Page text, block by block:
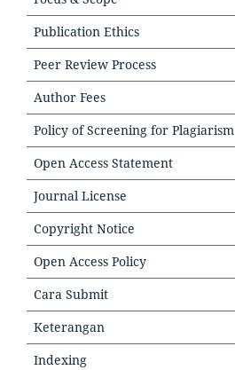
Publication Ethics
Peer Review Process
Author Fees
Policy of Screening for Plagiarism
Open Access Statement
Journal License
Copyright Notice
Open Access Policy
Cara Submit
Keterangan
Indexing